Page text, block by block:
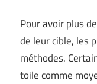
Pour avoir plus
de leur cible, les
méthodes.
toile comme